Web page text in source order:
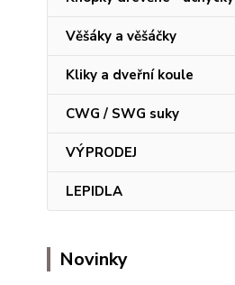
Věšáky a věšáčky
Kliky a dveřní koule
CWG / SWG suky
VÝPRODEJ
LEPIDLA
Novinky